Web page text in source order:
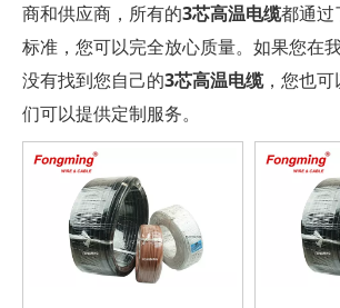
商和供应商，所有的3芯高温电缆都通过
标准，您可以完全放心质量。如果您在
没有找到您自己的3芯高温电缆，您也可
们可以提供定制服务。